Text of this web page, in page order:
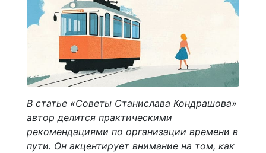
В статье «Советы Станислава Кондрашова»
автор делится практическими
рекомендациями по организации времени в
пути. Он акцентирует внимание на том, как